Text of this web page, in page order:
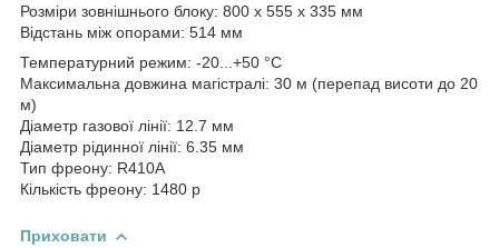
Розміри зовнішнього блоку: 800 x 555 x 335 мм
Відстань між опорами: 514 мм
Температурний режим: -20...+50 °С
Максимальна довжина магістралі: 30 м (перепад висоти до 20
м)
Діаметр газової лінії: 12.7 мм
Діаметр рідинної лінії: 6.35 мм
Тип фреону: R410A
Кількість фреону: 1480 р
Приховати